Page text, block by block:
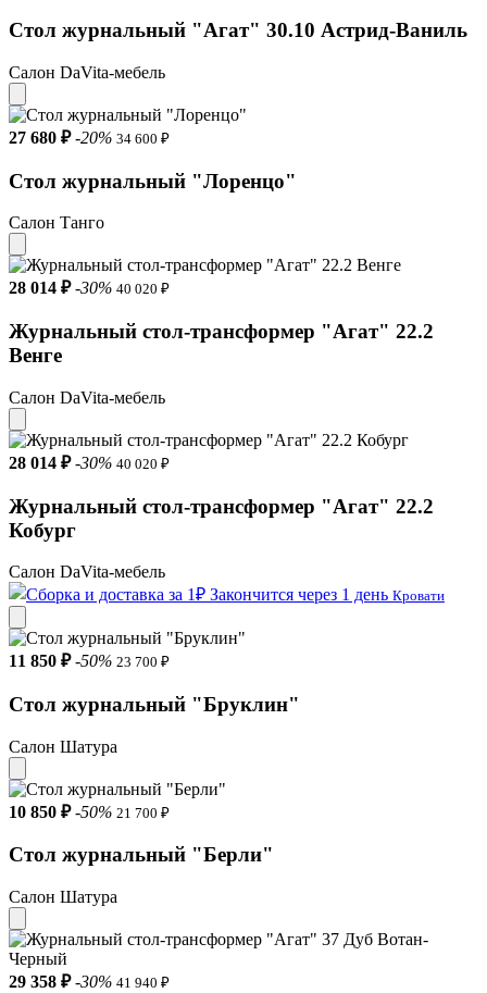
Стол журнальный "Агат" 30.10 Астрид-Ваниль
Салон DaVita-мебель
27 680 ₽ -20% 34 600 ₽
Стол журнальный "Лоренцо"
Салон Танго
28 014 ₽ -30% 40 020 ₽
Журнальный стол-трансформер "Агат" 22.2
Венге
Салон DaVita-мебель
28 014 ₽ -30% 40 020 ₽
Журнальный стол-трансформер "Агат" 22.2
Кобург
Салон DaVita-мебель
Закончится через 1 день Кровати
11 850 ₽ -50% 23 700 ₽
Стол журнальный "Бруклин"
Салон Шатура
10 850 ₽ -50% 21 700 ₽
Стол журнальный "Берли"
Салон Шатура
29 358 ₽ -30% 41 940 ₽